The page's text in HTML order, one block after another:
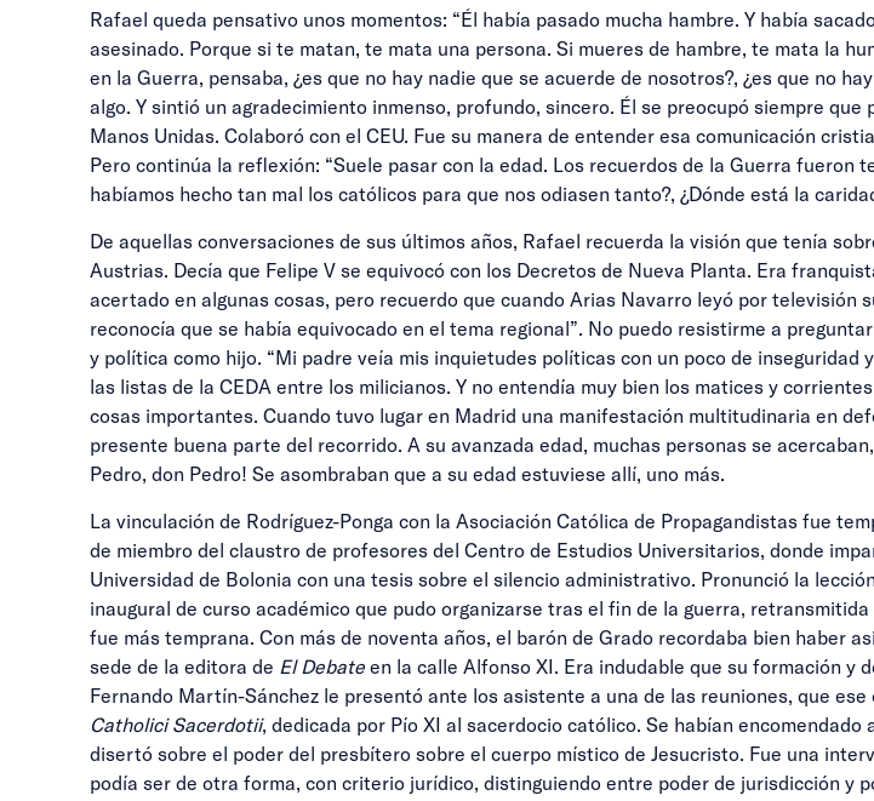
Rafael queda pensativo unos momentos: “Él había pasado mucha hambre. Y había
asesinado. Porque si te matan, te mata una persona. Si mueres de hambre, te mata la
en la Guerra, pensaba, ¿es que no hay nadie que se acuerde de nosotros?, ¿es que no
algo. Y sintió un agradecimiento inmenso, profundo, sincero. Él se preocupó siempre
Manos Unidas. Colaboró con el CEU. Fue su manera de entender esa comunicación
Pero continúa la reflexión: “Suele pasar con la edad. Los recuerdos de la Guerra fueron
habíamos hecho tan mal los católicos para que nos odiasen tanto?, ¿Dónde está la
De aquellas conversaciones de sus últimos años, Rafael recuerda la visión que tenía
Austrias. Decía que Felipe V se equivocó con los Decretos de Nueva Planta. Era
acertado en algunas cosas, pero recuerdo que cuando Arias Navarro leyó por televisión
reconocía que se había equivocado en el tema regional”. No puedo resistirme a
y política como hijo. “Mi padre veía mis inquietudes políticas con un poco de
las listas de la CEDA entre los milicianos. Y no entendía muy bien los matices y
cosas importantes. Cuando tuvo lugar en Madrid una manifestación multitudinaria en
presente buena parte del recorrido. A su avanzada edad, muchas personas se
Pedro, don Pedro! Se asombraban que a su edad estuviese allí, uno más.
La vinculación de Rodríguez-Ponga con la Asociación Católica de Propagandistas fue
de miembro del claustro de profesores del Centro de Estudios Universitarios, donde
Universidad de Bolonia con una tesis sobre el silencio administrativo. Pronunció la
inaugural de curso académico que pudo organizarse tras el fin de la guerra,
fue más temprana. Con más de noventa años, el barón de Grado recordaba bien haber
sede de la editora de El Debate en la calle Alfonso XI. Era indudable que su formación y
Fernando Martín-Sánchez le presentó ante los asistente a una de las reuniones, que
Catholici Sacerdotii, dedicada por Pío XI al sacerdocio católico. Se habían
disertó sobre el poder del presbítero sobre el cuerpo místico de Jesucristo. Fue una
podía ser de otra forma, con criterio jurídico, distinguiendo entre poder de jurisdicción